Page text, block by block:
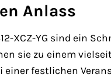
Anlass
XCZ-YG sind ein
sie zu einem
einer festlichen